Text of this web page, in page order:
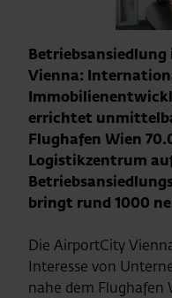
Vienna:
errichtet
Flughafen Wien
Logistikzentrum
bringt rund 1000
Die AirportCity
Interesse von
nahe dem Flughafen